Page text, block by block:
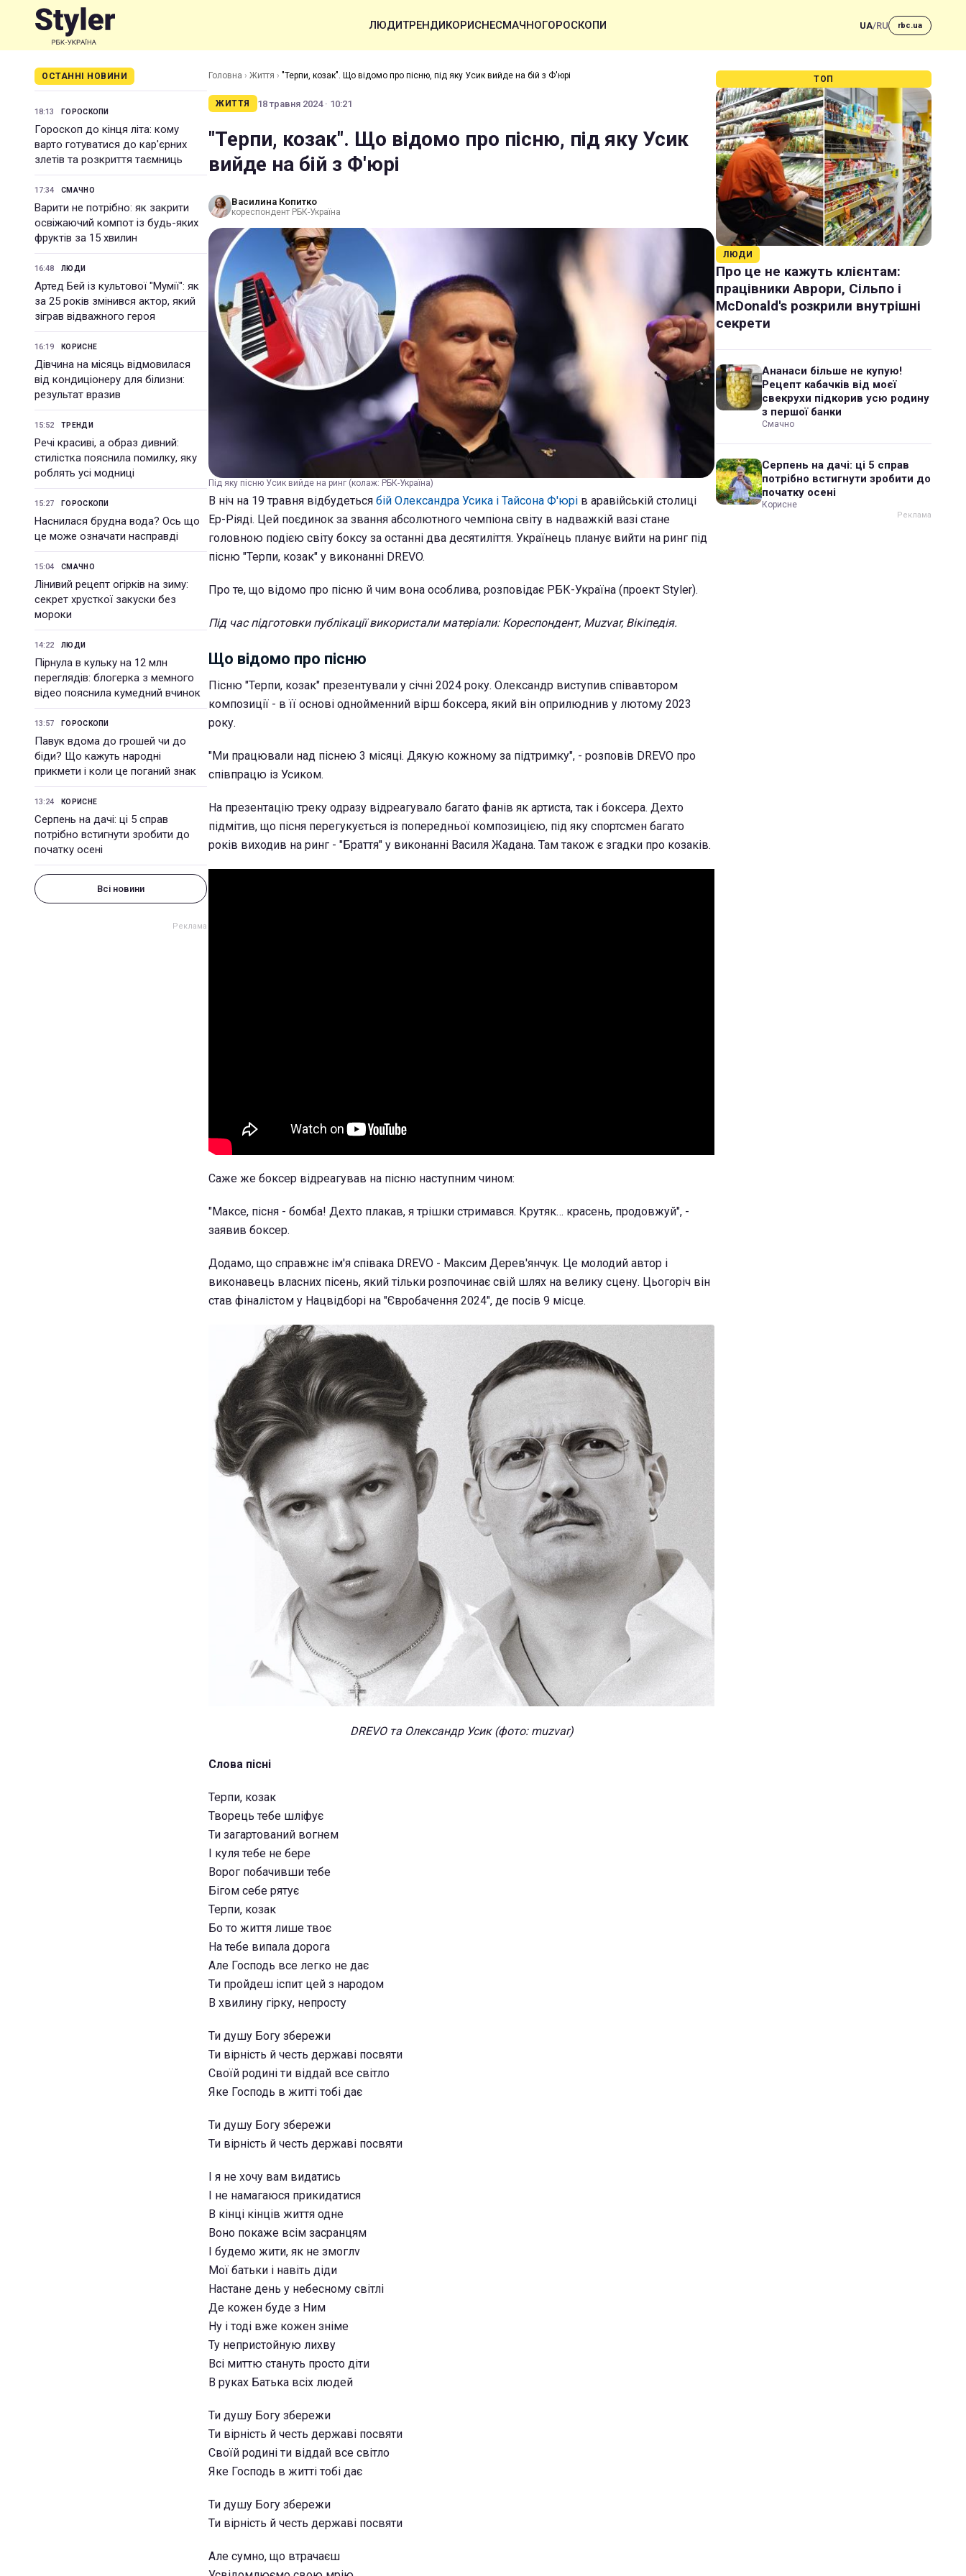
ЛЮДИТРЕНДИКОРИСНЕСМАЧНОГОРОСКОПИ UA/RU rbc.ua
ОСТАННІ НОВИНИ
18:13 ГОРОСКОПИ
Гороскоп до кінця літа: кому
варто готуватися до кар'єрних
злетів та розкриття таємниць
17:34 СМАЧНО
Варити не потрібно: як закрити
освіжаючий компот із будь-яких
фруктів за 15 хвилин
16:48 ЛЮДИ
Артед Бей із культової "Мумії": як
за 25 років змінився актор, який
зіграв відважного героя
16:19 КОРИСНЕ
Дівчина на місяць відмовилася
від кондиціонеру для білизни:
результат вразив
15:52 ТРЕНДИ
Речі красиві, а образ дивний:
стилістка пояснила помилку, яку
роблять усі модниці
15:27 ГОРОСКОПИ
Наснилася брудна вода? Ось що
це може означати насправді
15:04 СМАЧНО
Лінивий рецепт огірків на зиму:
секрет хрусткої закуски без
мороки
14:22 ЛЮДИ
Пірнула в кульку на 12 млн
переглядів: блогерка з мемного
відео пояснила кумедний вчинок
13:57 ГОРОСКОПИ
Павук вдома до грошей чи до
біди? Що кажуть народні
прикмети і коли це поганий знак
13:24 КОРИСНЕ
Серпень на дачі: ці 5 справ
потрібно встигнути зробити до
початку осені
Всі новини
Головна › Життя › "Терпи, козак". Що відомо про пісню, під яку Усик вийде на бій з Ф'юрі
ЖИТТЯ 18 травня 2024 · 10:21
"Терпи, козак". Що відомо про пісню, під яку Усик
вийде на бій з Ф'юрі
Василина Копитко
кореспондент РБК-Україна
Під яку пісню Усик вийде на ринг (колаж: РБК-Україна)
В ніч на 19 травня відбудеться бій Олександра Усика і Тайсона Ф'юрі в аравійській столиці
Ер-Ріяді. Цей поєдинок за звання абсолютного чемпіона світу в надважкій вазі стане
головною подією світу боксу за останні два десятиліття. Українець планує вийти на ринг під
пісню "Терпи, козак" у виконанні DREVO.
Про те, що відомо про пісню й чим вона особлива, розповідає РБК-Україна (проект Styler).
Під час підготовки публікації використали матеріали: Кореспондент, Muzvar, Вікіпедія.
Що відомо про пісню
Пісню "Терпи, козак" презентували у січні 2024 року. Олександр виступив співавтором
композиції - в її основі однойменний вірш боксера, який він оприлюднив у лютому 2023
року.
"Ми працювали над піснею 3 місяці. Дякую кожному за підтримку", - розповів DREVO про
співпрацю із Усиком.
На презентацію треку одразу відреагувало багато фанів як артиста, так і боксера. Дехто
підмітив, що пісня перегукується із попередньої композицією, під яку спортсмен багато
років виходив на ринг - "Браття" у виконанні Василя Жадана. Там також є згадки про козаків.
Саже же боксер відреагував на пісню наступним чином:
"Максе, пісня - бомба! Дехто плакав, я трішки стримався. Крутяк… красень, продовжуй", -
заявив боксер.
Додамо, що справжнє ім'я співака DREVO - Максим Дерев'янчук. Це молодий автор і
виконавець власних пісень, який тільки розпочинає свій шлях на велику сцену. Цьогоріч він
став фіналістом у Нацвідборі на "Євробачення 2024", де посів 9 місце.
DREVO та Олександр Усик (фото: muzvar)
Слова пісні
Терпи, козак
Творець тебе шліфує
Ти загартований вогнем
І куля тебе не бере
Ворог побачивши тебе
Бігом себе рятує
Терпи, козак
Бо то життя лише твоє
На тебе випала дорога
Але Господь все легко не дає
Ти пройдеш іспит цей з народом
В хвилину гірку, непросту
Ти душу Богу збережи
Ти вірність й честь державі посвяти
Своїй родині ти віддай все світло
Яке Господь в житті тобі дає
Ти душу Богу збережи
Ти вірність й честь державі посвяти
І я не хочу вам видатись
І не намагаюся прикидатися
В кінці кінців життя одне
Воно покаже всім засранцям
І будемо жити, як не змоглv
Мої батьки і навіть діди
Настане день у небесному світлі
Де кожен буде з Ним
Ну і тоді вже кожен зніме
Ту непристойную лихву
Всі миттю стануть просто діти
В руках Батька всіх людей
Ти душу Богу збережи
Ти вірність й честь державі посвяти
Своїй родині ти віддай все світло
Яке Господь в житті тобі дає
Ти душу Богу збережи
Ти вірність й честь державі посвяти
Але сумно, що втрачаєш
ТОП
ЛЮДИ
Про це не кажуть клієнтам:
працівники Аврори, Сільпо і
McDonald's розкрили внутрішні
секрети
Ананаси більше не купую!
Рецепт кабачків від моєї
свекрухи підкорив усю родину
з першої банки
Смачно
Серпень на дачі: ці 5 справ
потрібно встигнути зробити до
початку осені
Корисне